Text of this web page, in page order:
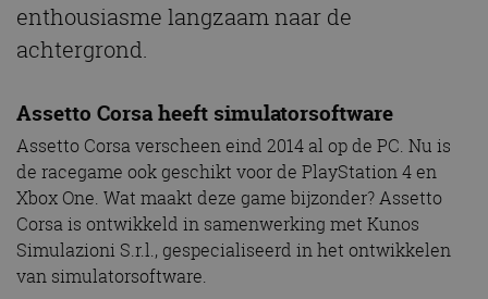
enthousiasme langzaam naar de
achtergrond.
Assetto Corsa heeft simulatorsoftware
Assetto Corsa verscheen eind 2014 al op de PC. Nu is
de racegame ook geschikt voor de PlayStation 4 en
Xbox One. Wat maakt deze game bijzonder? Assetto
Corsa is ontwikkeld in samenwerking met Kunos
Simulazioni S.r.l., gespecialiseerd in het ontwikkelen
van simulatorsoftware.